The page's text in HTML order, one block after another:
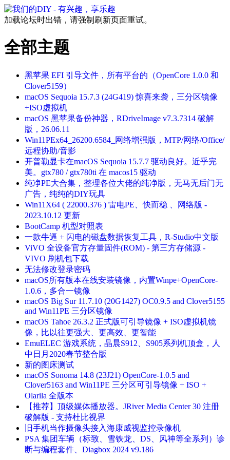
加载论坛时出错，请强制刷新页面重试。
全部主题
黑苹果 EFI 引导文件，所有平台的（OpenCore 1.0.0 和
Clover5159）
macOS Sequoia 15.7.3 (24G419) 惊喜来袭，三分区镜像
+ISO虚拟机
macOS 黑苹果备份神器，RDriveImage v7.3.7314 破解
版，26.06.11
Win11PEx64_26200.6584_网络增强版，MTP/网络/Office/
远程协助/音影
开普勒显卡在macOS Sequoia 15.7.7 驱动良好。近乎完
美。gtx780 / gtx780ti 在 macos15 驱动
纯净PE大合集，整理各位大佬的纯净版，无马无后门无
广告，纯纯的DIY玩具
Win11X64 ( 22000.376 ) 雷电PE、快而稳 、网络版 -
2023.10.12 更新
BootCamp 机型对照表
一款牛逼 + 闪电的磁盘数据恢复工具，R-Studio中文版
ViVO 全设备官方存量固件(ROM) - 第三方存储源 -
VIVO 刷机包下载
无法修改登录密码
macOS所有版本在线安装镜像，内置Winpe+OpenCore-
1.0.6，多合一镜像
macOS Big Sur 11.7.10 (20G1427) OC0.9.5 and Clover5155
and Win11PE 三分区镜像
macOS Tahoe 26.3.2 正式版可引导镜像 + ISO虚拟机镜
像，比以往更强大、更高效、更智能
EmuELEC 游戏系统，晶晨S912、S905系列机顶盒，人
中日月2020春节整合版
新的图床测试
macOS Sonoma 14.8 (23J21) OpenCore-1.0.5 and
Clover5163 and Win11PE 三分区可引导镜像 + ISO +
Olarila 全版本
【推荐】顶级媒体播放器。JRiver Media Center 30 注册
破解版 - 支持杜比视界
旧手机当作摄像头接入海康威视监控录像机
PSA 集团车辆（标致、雪铁龙、DS、风神等全系列）诊
断与编程套件、Diagbox 2024 v9.186